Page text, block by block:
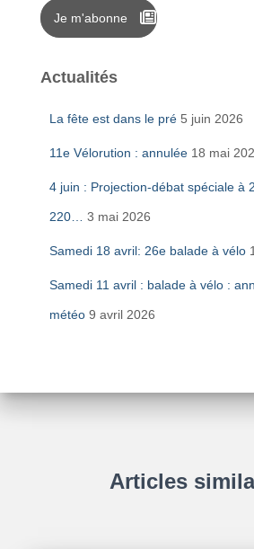
Je m'abonne
Actualités
La fête est dans le pré 5 juin 2026
11e Vélorution : annulée 18 mai
4 juin : Projection-débat spéciale à
220… 3 mai 2026
Samedi 18 avril: 26e balade à vélo
Samedi 11 avril : balade à vélo :
météo 9 avril 2026
Articles